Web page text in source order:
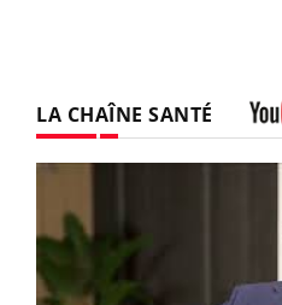
LA CHAÎNE SANTÉ